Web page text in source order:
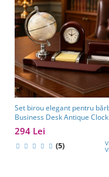
Set birou elegant pentru
Business Desk Antique
cadou premium pentru șef,
sau partener de afaceri
294 Lei
(5)